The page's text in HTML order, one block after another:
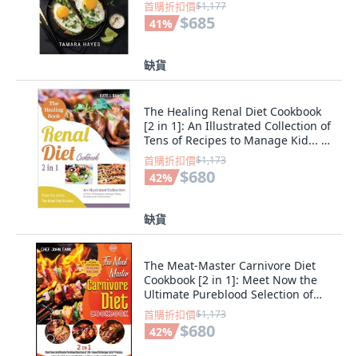
Hayes, 英文
首購折扣價$1,177
41% $685
缺貨
The Healing Renal Diet Cookbook
[2 in 1]: An Illustrated Collection of
Tens of Recipes to Manage Kid... 平
裝版, Loyal Publish, 英文
首購折扣價$1,173
42% $680
缺貨
The Meat-Master Carnivore Diet
Cookbook [2 in 1]: Meet Now the
Ultimate Pureblood Selection of
100+ ... 平裝版, Marini Publishing,
英文
首購折扣價$1,173
42% $680